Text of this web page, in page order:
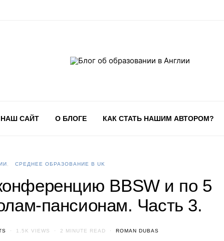
НАШ САЙТ О БЛОГЕ КАК СТАТЬ НАШИМ АВТОРОМ?
СРЕДНЕЕ ОБРАЗОВАНИЕ В UK
BBSW и по 5
пансионам. Часть 3.
1.5K VIEWS 2 MINUTE READ ROMAN DUBAS